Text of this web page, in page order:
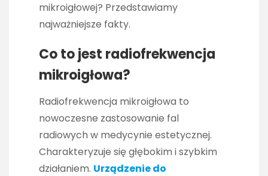
mikroigłowej? Przedstawiamy
najważniejsze fakty.
Co to jest radiofrekwencja
mikroigłowa?
Radiofrekwencja mikroigłowa to
nowoczesne zastosowanie fal
radiowych w medycynie estetycznej.
Charakteryzuje się głębokim i szybkim
działaniem. Urządzenie do